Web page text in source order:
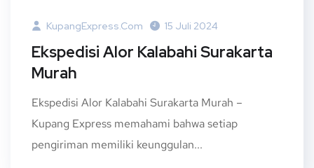
KupangExpress.com 15 Juli 2024
Ekspedisi Alor Kalabahi Surakarta
Murah
Ekspedisi Alor Kalabahi Surakarta Murah –
Kupang Express memahami bahwa setiap
pengiriman memiliki keunggulan...